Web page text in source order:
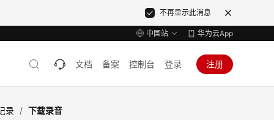
不再显示此消息
中国站 华为云App
文档 备案 控制台 登录 注册
录 / 下载录音